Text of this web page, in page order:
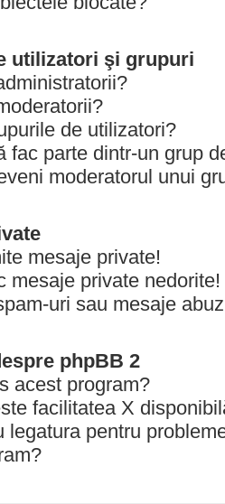
utilizatori şi grupuri
de utilizatori?
fac parte dintr-un grup
moderatorul unui
mesaje private!
mesaje private nedorite!
uri sau mesaje
phpBB 2
acest program?
facilitatea X
legatura pentru